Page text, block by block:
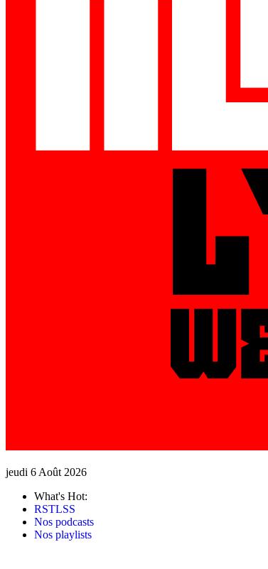
jeudi 6 Août 2026
What's Hot:
RSTLSS
Nos podcasts
Nos playlists